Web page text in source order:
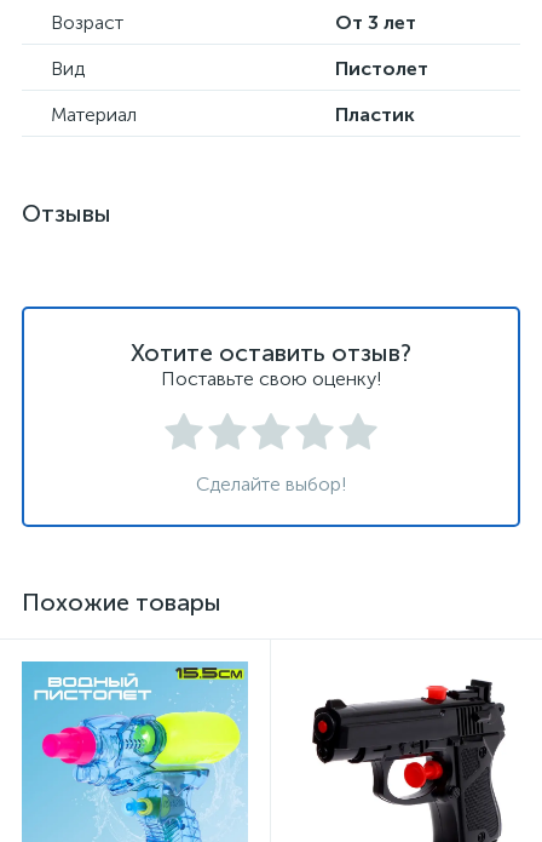
Возраст
От 3 лет
Вид
Пистолет
Материал
Пластик
Отзывы
Хотите оставить отзыв?
Поставьте свою оценку!
Сделайте выбор!
Похожие товары